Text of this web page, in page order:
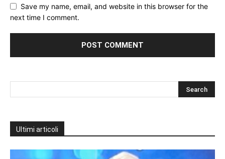
Save my name, email, and website in this browser for the
next time I comment.
Ultimi articoli